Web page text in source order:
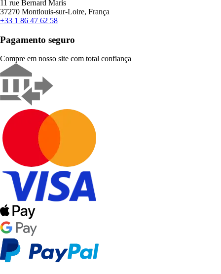
11 rue Bernard Maris
37270 Montlouis-sur-Loire, França
+33 1 86 47 62 58
Pagamento seguro
Compre em nosso site com total confiança